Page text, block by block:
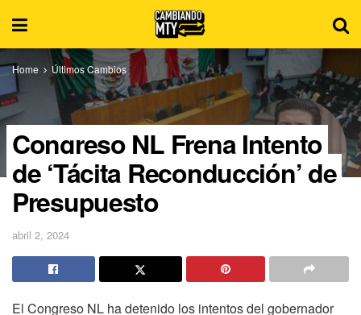
Home Últimos Cambios
Congreso NL Frena Intento
de ‘Tácita Reconducción’ de
Presupuesto
abril 2, 2024
El Congreso NL ha detenido los intentos del gobernador